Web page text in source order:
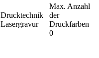
Drucktechnik
Lasergravur
Max. Anzahl
der
Druckfarben
0